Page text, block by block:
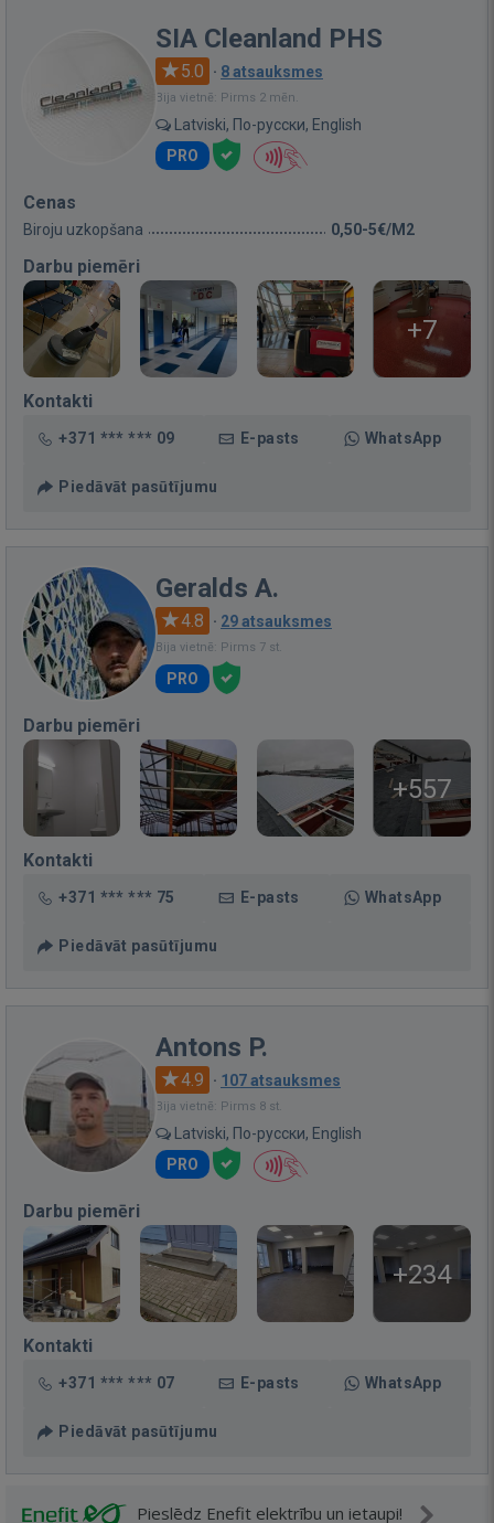
SIA Cleanland PHS
5.0 · 8 atsauksmes
Bija vietnē: Pirms 2 mēn.
Latviski, По-русски, English
PRO
Cenas
Biroju uzkopšana 0,50-5€/M2
Darbu piemēri
+7
Kontakti
+371 *** *** 09 E-pasts WhatsApp
Piedāvāt pasūtījumu
Geralds A.
4.8 · 29 atsauksmes
Bija vietnē: Pirms 7 st.
PRO
Darbu piemēri
+557
Kontakti
+371 *** *** 75 E-pasts WhatsApp
Piedāvāt pasūtījumu
Antons P.
4.9 · 107 atsauksmes
Bija vietnē: Pirms 8 st.
Latviski, По-русски, English
PRO
Darbu piemēri
+234
Kontakti
+371 *** *** 07 E-pasts WhatsApp
Piedāvāt pasūtījumu
Pieslēdz Enefit elektrību un ietaupi!